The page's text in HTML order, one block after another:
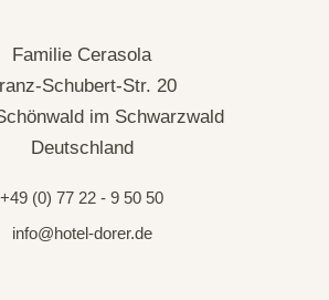
Familie Cerasola
Schubert-Str. 20
im Schwarzwald
Deutschland
+49 (0) 77 22 - 9 50 50
info@hotel-dorer.de